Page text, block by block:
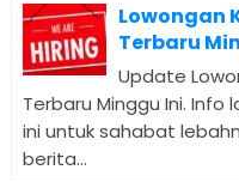
Lowongan
Terbaru
Update
Terbaru Minggu Ini. Info
ini untuk sahabat
berita...